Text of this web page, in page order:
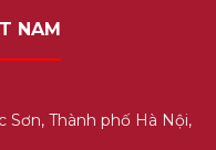
NAM
Sơn, Thành phố Hà Nội,